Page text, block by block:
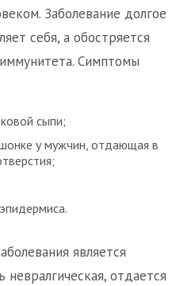
Заболевание долгое
себя, а обостряется
Симптомы
сыпи;
у мужчин, отдающая в
является
отдается